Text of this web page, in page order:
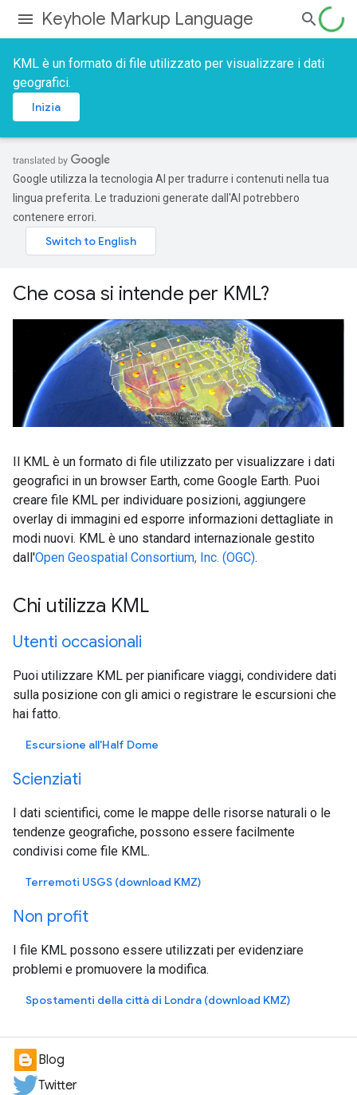
Keyhole Markup Language
KML è un formato di file utilizzato per visualizzare i dati
geografici.
Inizia
Google utilizza la tecnologia AI per tradurre i contenuti nella tua
lingua preferita. Le traduzioni generate dall'AI potrebbero
contenere errori.
Che cosa si intende per KML?
Il KML è un formato di file utilizzato per visualizzare i dati
geografici in un browser Earth, come Google Earth. Puoi
creare file KML per individuare posizioni, aggiungere
overlay di immagini ed esporre informazioni dettagliate in
modi nuovi. KML è uno standard internazionale gestito
dall'Open Geospatial Consortium, Inc. (OGC).
Chi utilizza KML
Utenti occasionali
Puoi utilizzare KML per pianificare viaggi, condividere dati
sulla posizione con gli amici o registrare le escursioni che
hai fatto.
Escursione all'Half Dome
Scienziati
I dati scientifici, come le mappe delle risorse naturali o le
tendenze geografiche, possono essere facilmente
condivisi come file KML.
Terremoti USGS (download KMZ)
Non profit
I file KML possono essere utilizzati per evidenziare
problemi e promuovere la modifica.
Spostamenti della città di Londra (download KMZ)
Blog
Twitter